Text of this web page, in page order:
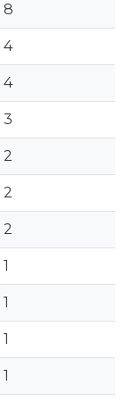
8
4
4
3
2
2
2
1
1
1
1